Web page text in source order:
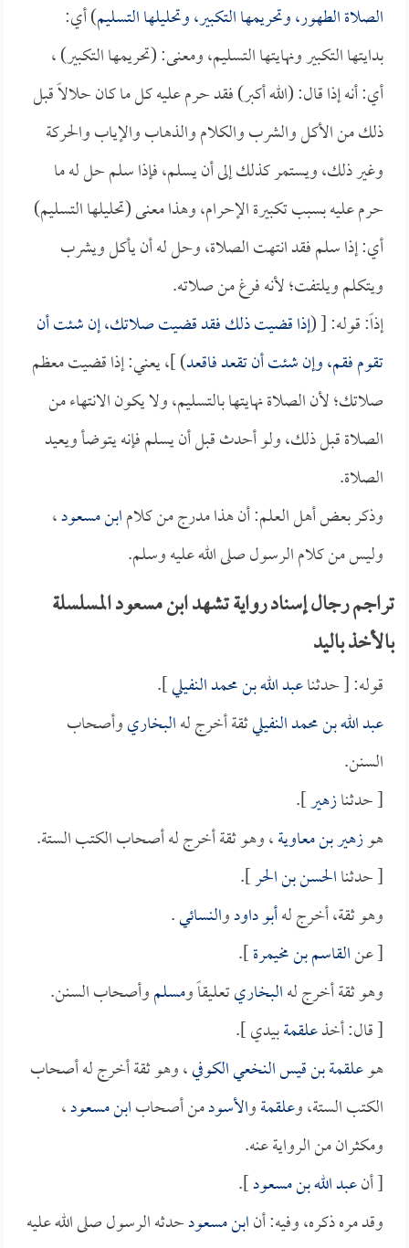
الصلاة الطهور، وتحريمها التكبير، وتحليلها التسليم) أي:
بدايتها التكبير ونهايتها التسليم، ومعنى: (تحريمها التكبير) ،
أي: أنه إذا قال: (الله أكبر) فقد حرم عليه كل ما كان حلالاً قبل
ذلك من الأكل والشرب والكلام والذهاب والإياب والحركة
وغير ذلك، ويستمر كذلك إلى أن يسلم، فإذا سلم حل له ما
حرم عليه بسبب تكبيرة الإحرام، وهذا معنى (تحليلها التسليم)
أي: إذا سلم فقد انتهت الصلاة، وحل له أن يأكل ويشرب
ويتكلم ويلتفت؛ لأنه فرغ من صلاته.
إذاً: قوله: [ (إذا قضيت ذلك فقد قضيت صلاتك، إن شئت أن
تقوم فقم، وإن شئت أن تقعد فاقعد) ]، يعني: إذا قضيت معظم
صلاتك؛ لأن الصلاة نهايتها بالتسليم، ولا يكون الانتهاء من
الصلاة قبل ذلك، ولو أحدث قبل أن يسلم فإنه يتوضأ ويعيد
الصلاة.
وذكر بعض أهل العلم: أن هذا مدرج من كلامابن مسعود،
وليس من كلام الرسول صلى الله عليه وسلم.
تراجم رجال إسناد رواية تشهد ابن مسعود المسلسلة
بالأخذ باليد
قوله: [ حدثناعبد الله بن محمد النفيلي].
عبد الله بن محمد النفيليثقة أخرج لهالبخاريوأصحاب
السنن.
[ حدثنازهير].
هوزهير بن معاوية، وهو ثقة أخرج له أصحاب الكتب الستة.
[ حدثناالحسن بن الحر].
وهو ثقة، أخرج لهأبو داودوالنسائي.
[ عنالقاسم بن مخيمرة].
وهو ثقة أخرج لهالبخاريتعليقاً ومسلموأصحاب السنن.
[ قال: أخذعلقمةبيدي ].
هوعلقمة بن قيس النخعي الكوفي، وهو ثقة أخرج له أصحاب
الكتب الستة، وعلقمةوالأسودمن أصحابابن مسعود،
ومكثران من الرواية عنه.
[ أنعبد الله بن مسعود].
وقد مره ذكره، وفيه: أنابن مسعودحدثه الرسول صلى الله عليه